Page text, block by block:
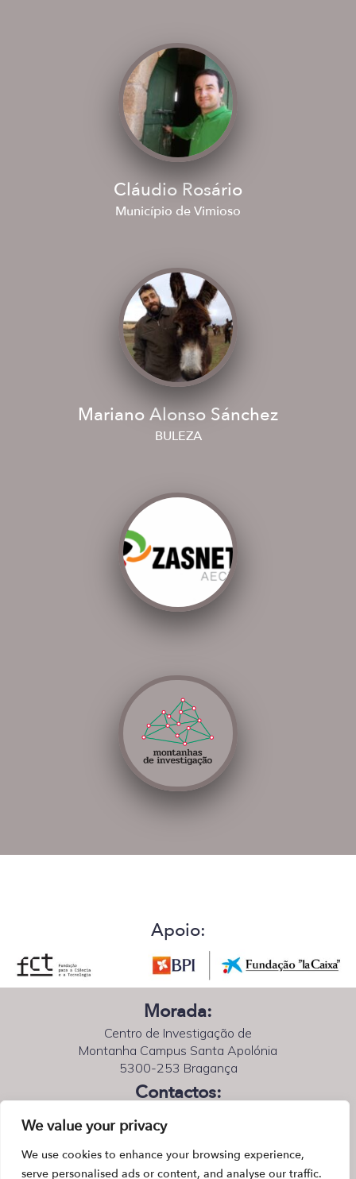
We value your privacy
We use cookies to enhance your browsing experience,
serve personalised ads or content, and analyse our traffic.
Cláudio Rosário
Município de Vimioso
Mariano Alonso Sánchez
BULEZA
Apoio:
Morada:
Centro de Investigação de
Montanha Campus Santa Apolónia
5300-253 Bragança
Contactos:
Email:project@asinifire.pt
Telefone:+351 273 303 382
(chamada para rede fixa nacional)